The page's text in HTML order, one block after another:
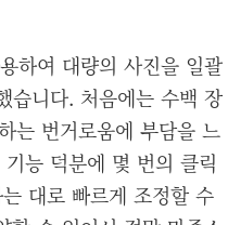
하여 대량의 사진을 일괄
습니다. 처음에는 수백 장
는 번거로움에 부담을 느
능 덕분에 몇 번의 클릭
대로 빠르게 조정할 수